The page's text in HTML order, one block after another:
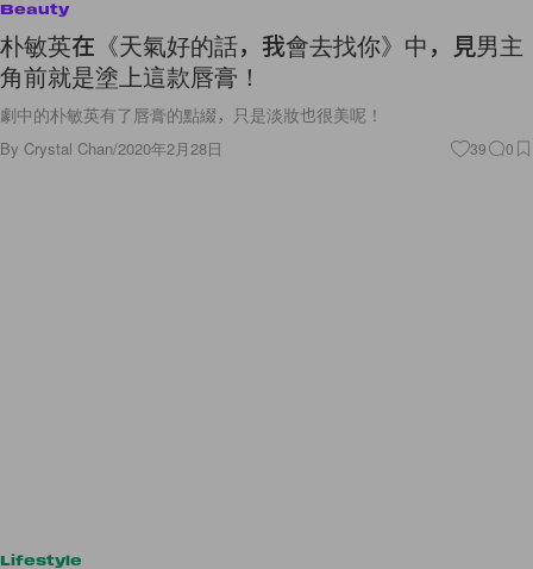
Beauty
朴敏英在《天氣好的話，我會去找你》中，見男主
角前就是塗上這款唇膏！
劇中的朴敏英有了唇膏的點綴，只是淡妝也很美呢！
By Crystal Chan/2020年2月28日 39 0
Lifestyle